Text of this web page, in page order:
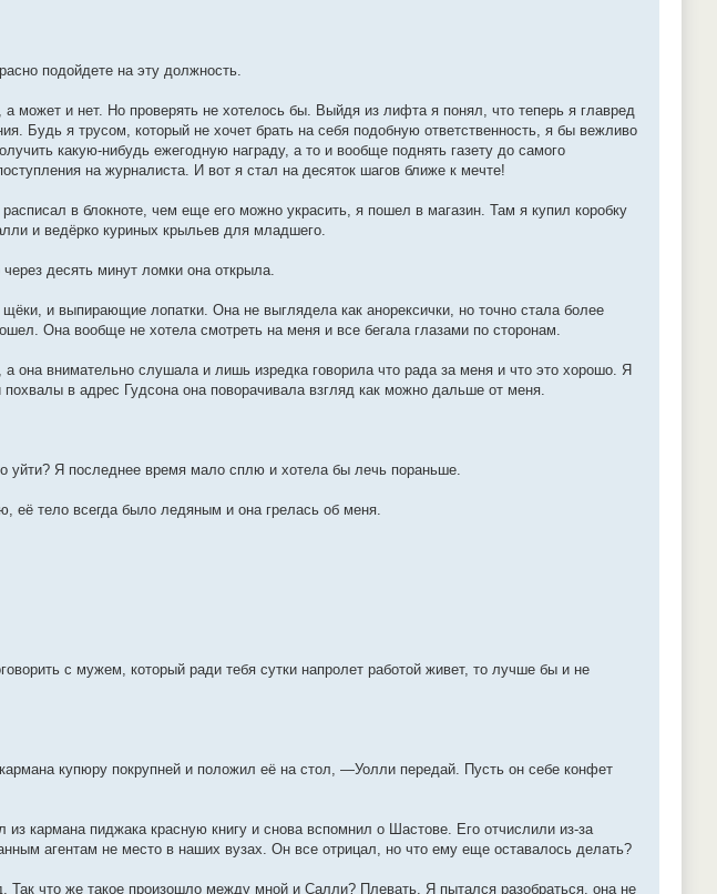
подойдете на эту должность.
может и нет. Но проверять не хотелось бы. Выйдя из лифта я понял, что теперь я главред
Будь я трусом, который не хочет брать на себя подобную ответственность, я бы вежливо
какую-нибудь ежегодную награду, а то и вообще поднять газету до самого
на журналиста. И вот я стал на десяток шагов ближе к мечте!
в блокноте, чем еще его можно украсить, я пошел в магазин. Там я купил коробку
и ведёрко куриных крыльев для младшего.
десять минут ломки она открыла.
и выпирающие лопатки. Она не выглядела как анорексички, но точно стала более
Она вообще не хотела смотреть на меня и все бегала глазами по сторонам.
она внимательно слушала и лишь изредка говорила что рада за меня и что это хорошо. Я
в адрес Гудсона она поворачивала взгляд как можно дальше от меня.
Я последнее время мало сплю и хотела бы лечь пораньше.
её тело всегда было ледяным и она грелась об меня.
с мужем, который ради тебя сутки напролет работой живет, то лучше бы и не
купюру покрупней и положил её на стол, —Уолли передай. Пусть он себе конфет
кармана пиджака красную книгу и снова вспомнил о Шастове. Его отчислили из-за
агентам не место в наших вузах. Он все отрицал, но что ему еще оставалось делать?
Так что же такое произошло между мной и Салли? Плевать. Я пытался разобраться, она не